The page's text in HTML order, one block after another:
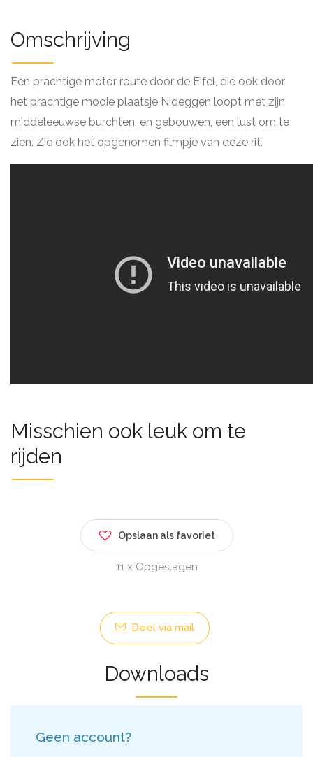
Omschrijving
Een prachtige motor route door de Eifel, die ook door
het prachtige mooie plaatsje Nideggen loopt met zijn
middeleeuwse burchten, en gebouwen, een lust om te
zien. Zie ook het opgenomen filmpje van deze rit.
Misschien ook leuk om te
rijden
Opslaan als favoriet
11 x Opgeslagen
Deel via mail
Downloads
Geen account?